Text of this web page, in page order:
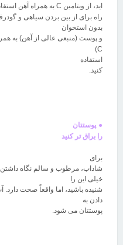
اید، از ویتامین
به همراه آهن
راه برای از بین بردن سیاهی و
بدون استخوان
و پوست (منبعی عالی از آهن) به
C)
استفاده
کنید
●پوستتان
را براق تر کنید
برای
شاداب، مرطوب و سالم نگاه
خیلی این را
شنیده باشید، اما واقعاً صحت
دادن به
پوستتان می شود